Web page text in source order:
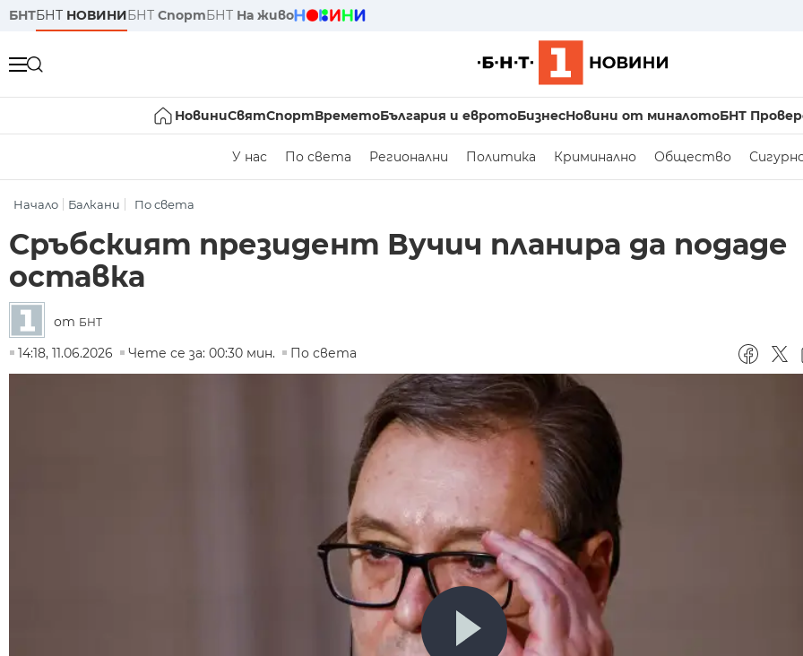
БНТБНТ НОВИНИБНТ СпортБНТ На живо
НовиниСвятСпортВреметоБългария и евротоБизнесНовини от миналотоБНТ
У нас По света Регионални Политика Криминално Общество
Начало Балкани По света
Сръбският президент Вучич планира да подаде
оставка
от БНТ
14:18, 11.06.2026
Чете се за: 00:30 мин. По света